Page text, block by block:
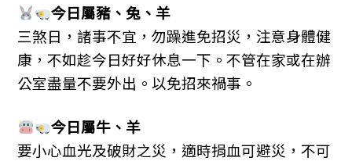
今日屬豬、兔、羊
三煞日，諸事不宜，勿躁進免招災，注意身體健
康，不如趁今日好好休息一下。不管在家或在辦
公室盡量不要外出。以免招來禍事。
今日屬牛、羊
要小心血光及破財之災，適時捐血可避災，不可